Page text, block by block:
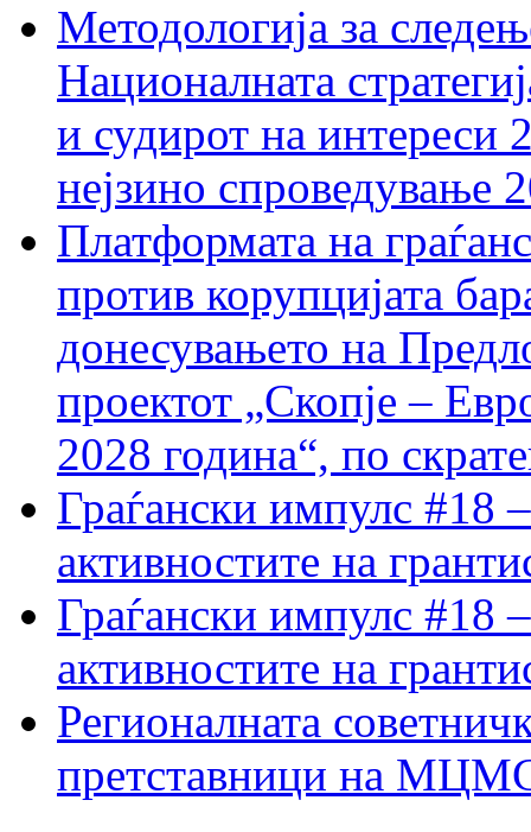
Методологија за
Националната
и судирот на интереси
нејзино спроведување
Платформата на
против корупцијата
донесувањето на
проектот „Скопје –
2028 година“, по
Граѓански импулс #18
активностите на
Граѓански импулс #18
активностите на
Регионалната
претставници на МЦМС